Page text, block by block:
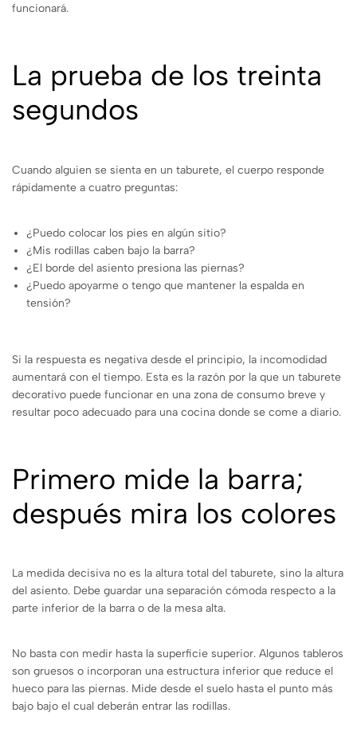
funcionará.
La prueba de los treinta
segundos
Cuando alguien se sienta en un taburete, el cuerpo responde
rápidamente a cuatro preguntas:
¿Puedo colocar los pies en algún sitio?
¿Mis rodillas caben bajo la barra?
¿El borde del asiento presiona las piernas?
¿Puedo apoyarme o tengo que mantener la espalda en
tensión?
Si la respuesta es negativa desde el principio, la incomodidad
aumentará con el tiempo. Esta es la razón por la que un taburete
decorativo puede funcionar en una zona de consumo breve y
resultar poco adecuado para una cocina donde se come a diario.
Primero mide la barra;
después mira los colores
La medida decisiva no es la altura total del taburete, sino la altura
del asiento. Debe guardar una separación cómoda respecto a la
parte inferior de la barra o de la mesa alta.
No basta con medir hasta la superficie superior. Algunos tableros
son gruesos o incorporan una estructura inferior que reduce el
hueco para las piernas. Mide desde el suelo hasta el punto más
bajo bajo el cual deberán entrar las rodillas.